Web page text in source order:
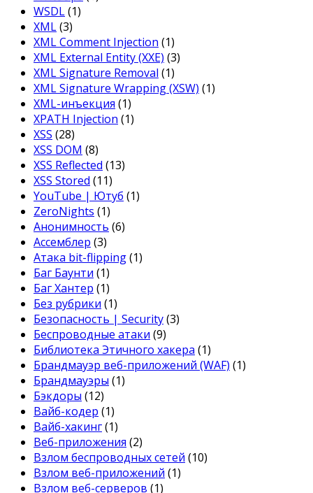
WSDL(1)
XML(3)
XML Comment Injection (1)
XML External Entity (XXE) (3)
XML Signature Removal (1)
XML Signature Wrapping (XSW) (1)
XML-инъекция (1)
XPATH Injection (1)
XSS (28)
XSS DOM (8)
XSS Reflected (13)
XSS Stored (11)
YouTube | Ютуб (1)
ZeroNights (1)
Анонимность (6)
Ассемблер (3)
Атака bit-flipping(1)
Баг Баунти (1)
Баг Хантер (1)
Без рубрики (1)
Безопасность | Security(3)
Беспроводные атаки (9)
Библиотека Этичного хакера (1)
Брандмауэр веб-приложений (WAF) (1)
Брандмауэры (1)
Бэкдоры (12)
Вайб-кодер (1)
Вайб-хакинг(1)
Веб-приложения (2)
Взлом беспроводных сетей (10)
Взлом веб-приложений (1)
Взлом веб-серверов (1)